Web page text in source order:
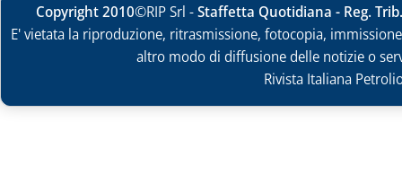
Copyright 2010©RIP Srl -Staffetta Quotidiana - Reg.
E' vietata la riproduzione, ritrasmissione, fotocopia,
altro modo di diffusione delle notizie o
Rivista Italiana